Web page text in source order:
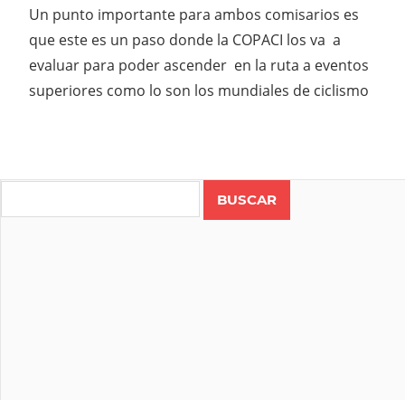
Un punto importante para ambos comisarios es
que este es un paso donde la COPACI los va a
evaluar para poder ascender en la ruta a eventos
superiores como lo son los mundiales de ciclismo